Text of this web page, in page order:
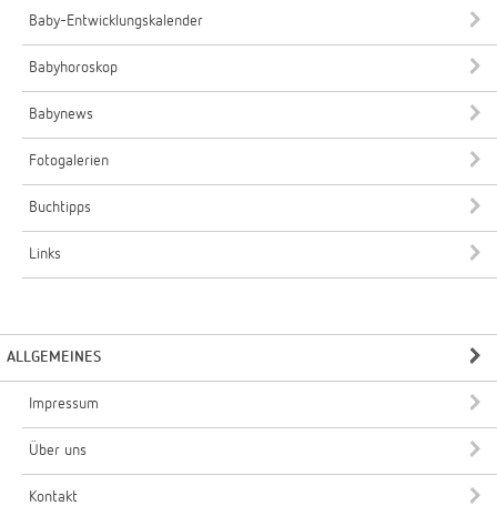
Baby-Entwicklungskalender
Babyhoroskop
Babynews
Fotogalerien
Buchtipps
Links
ALLGEMEINES
Impressum
Über uns
Kontakt